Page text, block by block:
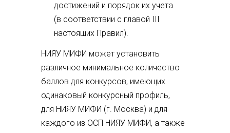
достижений и порядок их учета
(в соответствии с главой III
настоящих Правил).
НИЯУ МИФИ может установить
различное минимальное количество
баллов для конкурсов, имеющих
одинаковый конкурсный профиль,
для НИЯУ МИФИ (г. Москва) и для
каждого из ОСП НИЯУ МИФИ, а также